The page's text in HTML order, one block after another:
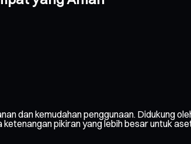
dan kemudahan penggunaan. Didukung
pikiran yang lebih besar untuk